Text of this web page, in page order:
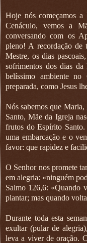
Hoje nós começamos
Cenáculo, vemos a
conversando com os
pleno! A recordação de
Mestre, os dias
sofrimentos dos dias da
belíssimo ambiente no
preparada, como Jesus
Nós sabemos que
Santo, Mãe da Igreja
frutos do Espírito
uma embarcação e o
favor: que rapidez e
O Senhor nos promete
em alegria: «ninguém
Salmo 126,6: «Quando
plantar; mas quando
Durante toda esta
exultar (pular de
leva a viver de oração.